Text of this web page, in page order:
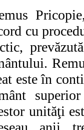
cu
este în
unităţi